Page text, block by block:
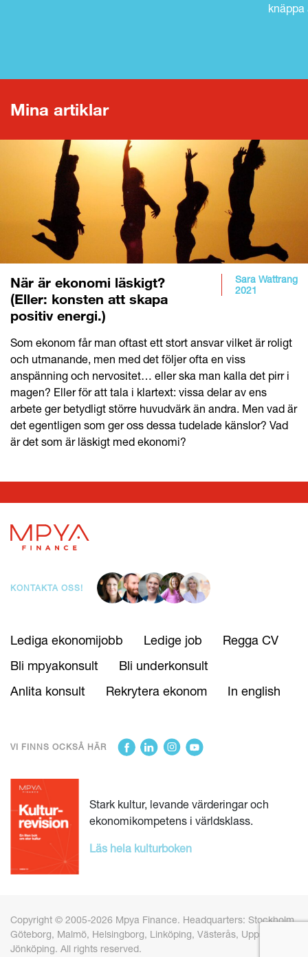
knäppa
Mina artiklar
Sara Wattrang
2021
När är ekonomi läskigt?
(Eller: konsten att skapa
positiv energi.)
Som ekonom får man oftast ett stort ansvar vilket är roligt
och utmanande, men med det följer ofta en viss
anspänning och nervositet… eller ska man kalla det pirr i
magen? Eller för att tala i klartext: vissa delar av ens
arbete ger betydligt större huvudvärk än andra. Men vad är
det egentligen som ger oss dessa tudelade känslor? Vad
är det som är läskigt med ekonomi?
Lediga ekonomijobb Ledige job
Regga CV
Bli mpyakonsult
Bli underkonsult
Anlita konsult
Rekrytera ekonom In english
Stark kultur, levande värderingar och
ekonomikompetens i världsklass.
Läs hela kulturboken
KONTAKTA OSS!
VI FINNS OCKSÅ HÄR
Copyright © 2005-2026 Mpya Finance. Headquarters: Stockholm,
Göteborg, Malmö, Helsingborg, Linköping, Västerås, Uppsala och
Jönköping. All rights reserved.